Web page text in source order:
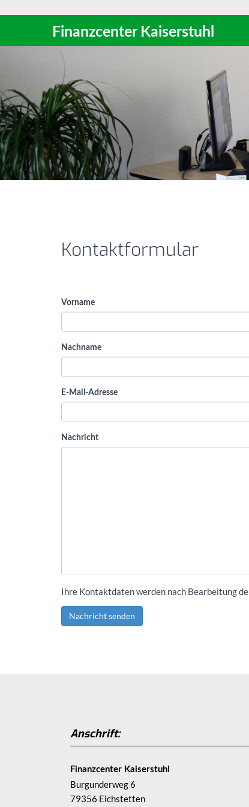
Finanzcenter Kaiserstuhl
Kontaktformular
Vorname
Nachname
E-Mail-Adresse
Nachricht
Ihre Kontaktdaten werden nach Bearbeitung
Nachricht senden
Anschrift:
Finanzcenter Kaiserstuhl
Burgunderweg 6
79356 Eichstetten